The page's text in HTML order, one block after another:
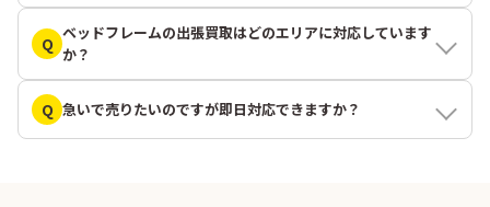
Q
ベッドフレームの出張買取はどのエリアに対応しています
か？
Q 急いで売りたいのですが即日対応できますか？